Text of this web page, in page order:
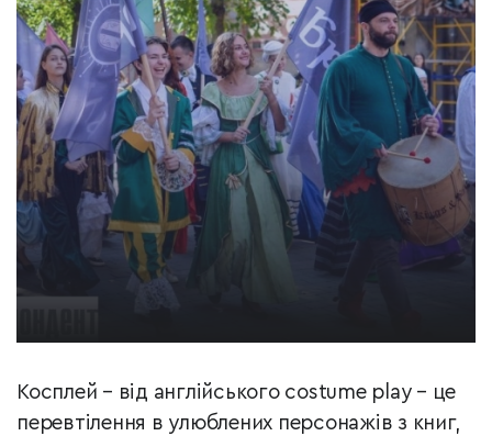
Косплей – від англійського costume play – це
перевтілення в улюблених персонажів з книг,